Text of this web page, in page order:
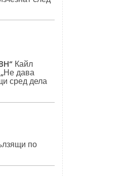
Кайл
дава
сред дела
по